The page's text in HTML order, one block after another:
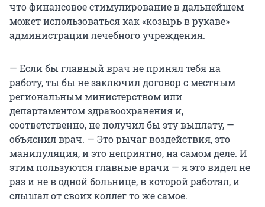
что финансовое стимулирование в дальнейшем
может использоваться как «козырь в рукаве»
администрации лечебного учреждения.
— Если бы главный врач не принял тебя на
работу, ты бы не заключил договор с местным
региональным министерством или
департаментом здравоохранения и,
соответственно, не получил бы эту выплату, —
объяснил врач. — Это рычаг воздействия, это
манипуляция, и это неприятно, на самом деле. И
этим пользуются главные врачи — я это видел не
раз и не в одной больнице, в которой работал, и
слышал от своих коллег то же самое.